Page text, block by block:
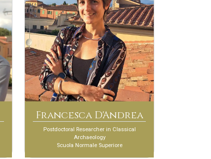
Francesca D'Andrea
Postdoctoral Researcher in Classical
Archaeology
Scuola Normale Superiore